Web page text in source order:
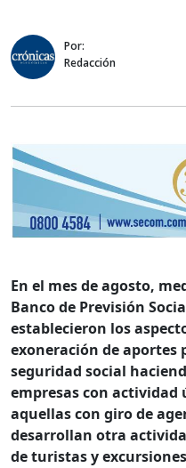
Por:
Redacción
En el mes de agosto,
Banco de Previsión
establecieron los
exoneración de
seguridad social
empresas con actividad
aquellas con giro de
desarrollan otra
de turistas y